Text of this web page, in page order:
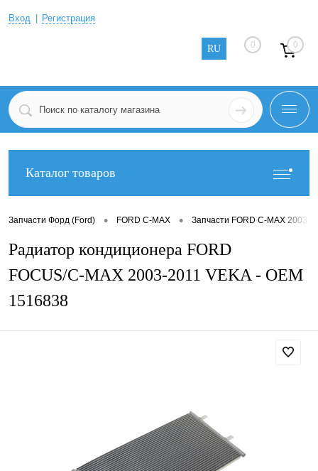
Вход Регистрация
RU 0 0
Каталог товаров
Запчасти Форд (Ford) • FORD C-MAX • Запчасти FORD C-MAX 2003-
Радиатор кондиционера FORD
FOCUS/C-MAX 2003-2011 VEKA - OEM
1516838